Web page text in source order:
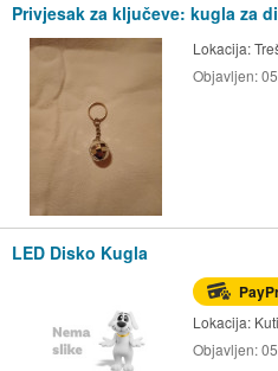
Privjesak za ključeve: kugla za
Lokacija:
Objavljen:
LED Disko Kugla
Lokacija:
Objavljen: